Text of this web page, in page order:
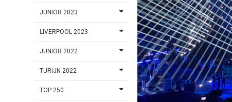
JUNIOR 2023
LIVERPOOL 2023
JUNIOR 2022
TURIJN 2022
TOP 250